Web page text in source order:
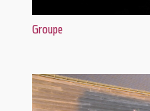
Groupe